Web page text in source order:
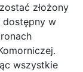
złożony
dostępny w
wszystkie